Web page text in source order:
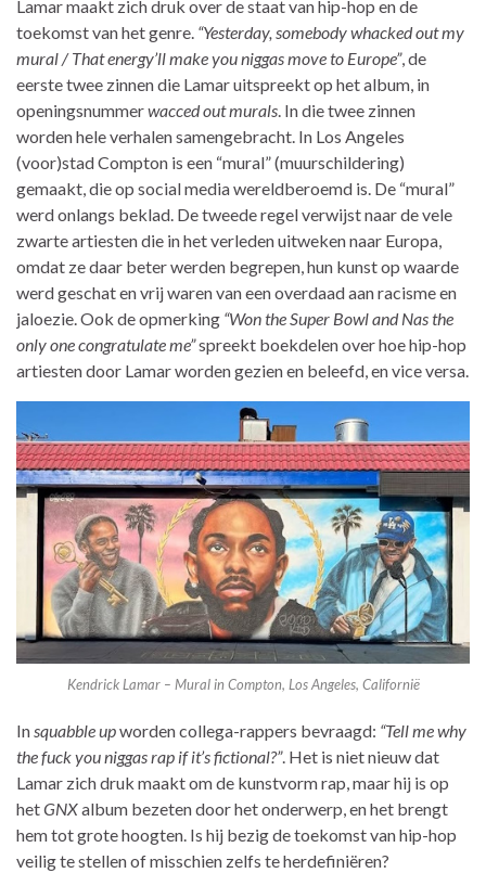
Lamar maakt zich druk over de staat van hip-hop en de
toekomst van het genre. “Yesterday, somebody whacked out my
mural / That energy’ll make you niggas move to Europe”, de
eerste twee zinnen die Lamar uitspreekt op het album, in
openingsnummerwacced out murals. In die twee zinnen
worden hele verhalen samengebracht. In Los Angeles
(voor)stad Compton is een “mural” (muurschildering)
gemaakt, die op social media wereldberoemd is. De “mural”
werd onlangs beklad. De tweede regel verwijst naar de vele
zwarte artiesten die in het verleden uitweken naar Europa,
omdat ze daar beter werden begrepen, hun kunst op waarde
werd geschat en vrij waren van een overdaad aan racisme en
jaloezie. Ook de opmerking “Won the Super Bowl and Nas the
only one congratulate me”spreekt boekdelen over hoe hip-hop
artiesten door Lamar worden gezien en beleefd, en vice versa.
Kendrick Lamar – Mural in Compton, Los Angeles, Californië
Insquabble upworden collega-rappers bevraagd: “Tell me why
the fuck you niggas rap if it’s fictional?”. Het is niet nieuw dat
Lamar zich druk maakt om de kunstvorm rap, maar hij is op
hetGNXalbum bezeten door het onderwerp, en het brengt
hem tot grote hoogten. Is hij bezig de toekomst van hip-hop
veilig te stellen of misschien zelfs te herdefiniëren?